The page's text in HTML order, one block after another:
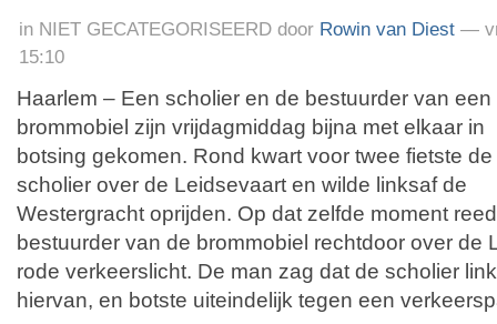
in NIET GECATEGORISEERD door Rowin van Diest —
15:10
Haarlem – Een scholier en de bestuurder van een
brommobiel zijn vrijdagmiddag bijna met elkaar in
botsing gekomen. Rond kwart voor twee fietste de
scholier over de Leidsevaart en wilde linksaf de
Westergracht oprijden. Op dat zelfde moment
bestuurder van de brommobiel rechtdoor over de
rode verkeerslicht. De man zag dat de scholier
hiervan, en botste uiteindelijk tegen een